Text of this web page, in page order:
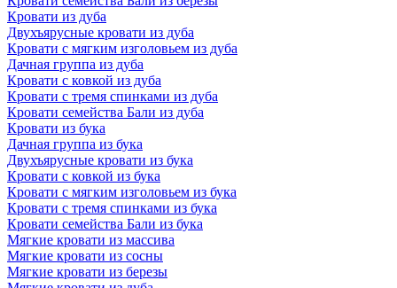
Кровати из дуба
Двухъярусные кровати из дуба
Кровати с мягким изголовьем из дуба
Дачная группа из дуба
Кровати с ковкой из дуба
Кровати с тремя спинками из дуба
Кровати семейства Бали из дуба
Кровати из бука
Дачная группа из бука
Двухъярусные кровати из бука
Кровати с ковкой из бука
Кровати с мягким изголовьем из бука
Кровати с тремя спинками из бука
Кровати семейства Бали из бука
Мягкие кровати из массива
Мягкие кровати из сосны
Мягкие кровати из березы